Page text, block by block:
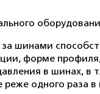
шинами
форме профиля,
в шинах, в
одного раза